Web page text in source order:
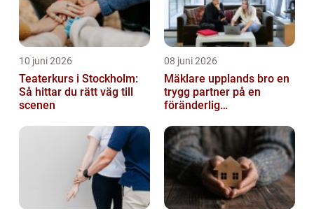
10 juni 2026
Teaterkurs i Stockholm:
Så hittar du rätt väg till
scenen
08 juni 2026
Mäklare upplands bro en
trygg partner på en
föränderlig